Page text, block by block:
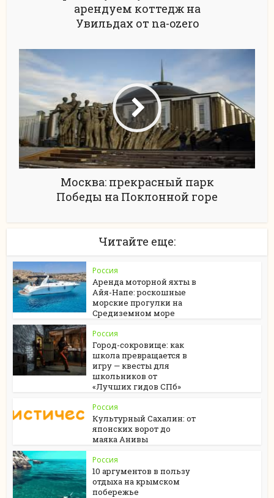
арендуем коттедж на
Увильдах от na-ozero
Москва: прекрасный парк
Победы на Поклонной горе
Читайте еще:
Россия
Аренда моторной яхты в
Айя-Напе: роскошные
морские прогулки на
Средиземном море
Россия
Город-сокровище: как
школа превращается в
игру — квесты для
школьников от
«Лучших гидов СПб»
Россия
Культурный Сахалин: от
японских ворот до
маяка Анивы
Россия
10 аргументов в пользу
отдыха на крымском
побережье